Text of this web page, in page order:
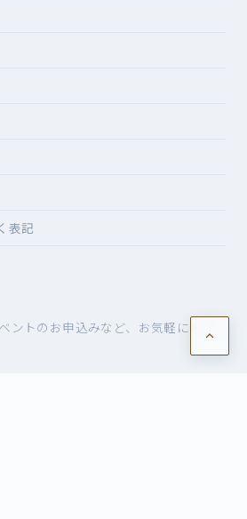
表記
ントのお申込みなど、お気軽にお問